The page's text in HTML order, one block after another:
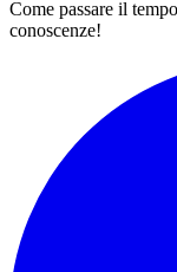
Come passare il
conoscenze!